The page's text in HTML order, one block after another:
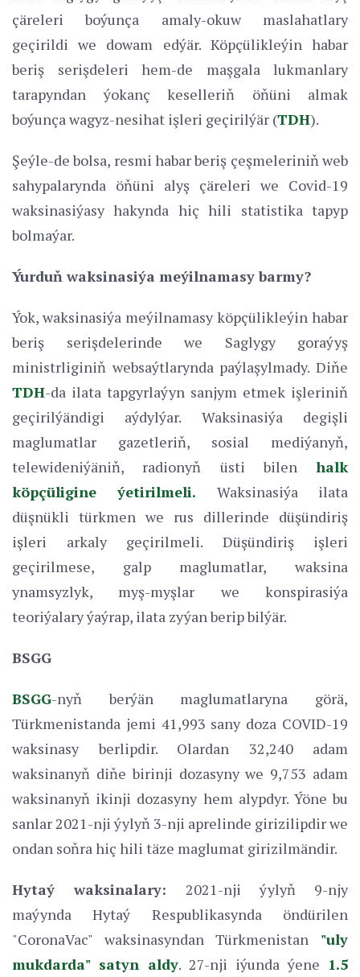
çäreleri boýunça amaly-okuw maslahatlary
geçirildi we dowam edýär. Köpçülikleýin habar
beriş serişdeleri hem-de maşgala lukmanlary
tarapyndan ýokanç keselleriň öňüni almak
boýunça wagyz-nesihat işleri geçirilýär (TDH).
Şeýle-de bolsa, resmi habar beriş çeşmeleriniň web
sahypalarynda öňüni alyş çäreleri we Covid-19
waksinasiýasy hakynda hiç hili statistika tapyp
bolmaýar.
Ýurduň waksinasiýa meýilnamasy barmy?
Ýok, waksinasiýa meýilnamasy köpçülikleýin habar
beriş serişdelerinde we Saglygy goraýyş
ministrliginiň websaýtlarynda paýlaşylmady. Diňe
TDH-da ilata tapgyrlaýyn sanjym etmek işleriniň
geçirilýändigi aýdylýar. Waksinasiýa degişli
maglumatlar gazetleriň, sosial mediýanyň,
telewideniýäniň, radionyň üsti bilen halk
köpçüligine ýetirilmeli. Waksinasiýa ilata
düşnükli türkmen we rus dillerinde düşündiriş
işleri arkaly geçirilmeli. Düşündiriş işleri
geçirilmese, galp maglumatlar, waksina
ynamsyzlyk, myş-myşlar we konspirasiýa
teoriýalary ýaýrap, ilata zyýan berip bilýär.
BSGG
BSGG-nyň berýän maglumatlaryna görä,
Türkmenistanda jemi 41,993 sany doza COVID-19
waksinasy berlipdir. Olardan 32,240 adam
waksinanyň diňe birinji dozasyny we 9,753 adam
waksinanyň ikinji dozasyny hem alypdyr. Ýöne bu
sanlar 2021-nji ýylyň 3-nji aprelinde girizilipdir we
ondan soňra hiç hili täze maglumat girizilmändir.
Hytaý waksinalary: 2021-nji ýylyň 9-njy
maýynda Hytaý Respublikasynda öndürilen
"CoronaVac" waksinasyndan Türkmenistan "uly
mukdarda" satyn aldy. 27-nji iýunda ýene 1.5